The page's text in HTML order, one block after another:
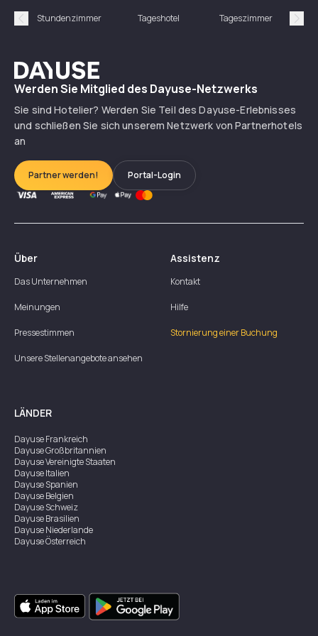
Précédent
Stundenzimmer Tageshotel Tageszimmer
Dayuse
Werden Sie Mitglied des Dayuse-Netzwerks
Sie sind Hotelier? Werden Sie Teil des Dayuse-Erlebnisses
und schließen Sie sich unserem Netzwerk von Partnerhotels
an
Partner werden! Portal-Login
Über
Das Unternehmen
Meinungen
Pressestimmen
Unsere Stellenangebote ansehen
Assistenz
Kontakt
Hilfe
Stornierung einer Buchung
LÄNDER
DayuseFrankreich
DayuseGroßbritannien
DayuseVereinigte Staaten
DayuseItalien
DayuseSpanien
DayuseBelgien
DayuseSchweiz
DayuseBrasilien
DayuseNiederlande
DayuseÖsterreich
DayuseSingapur
DayuseZweden
DayuseThailand